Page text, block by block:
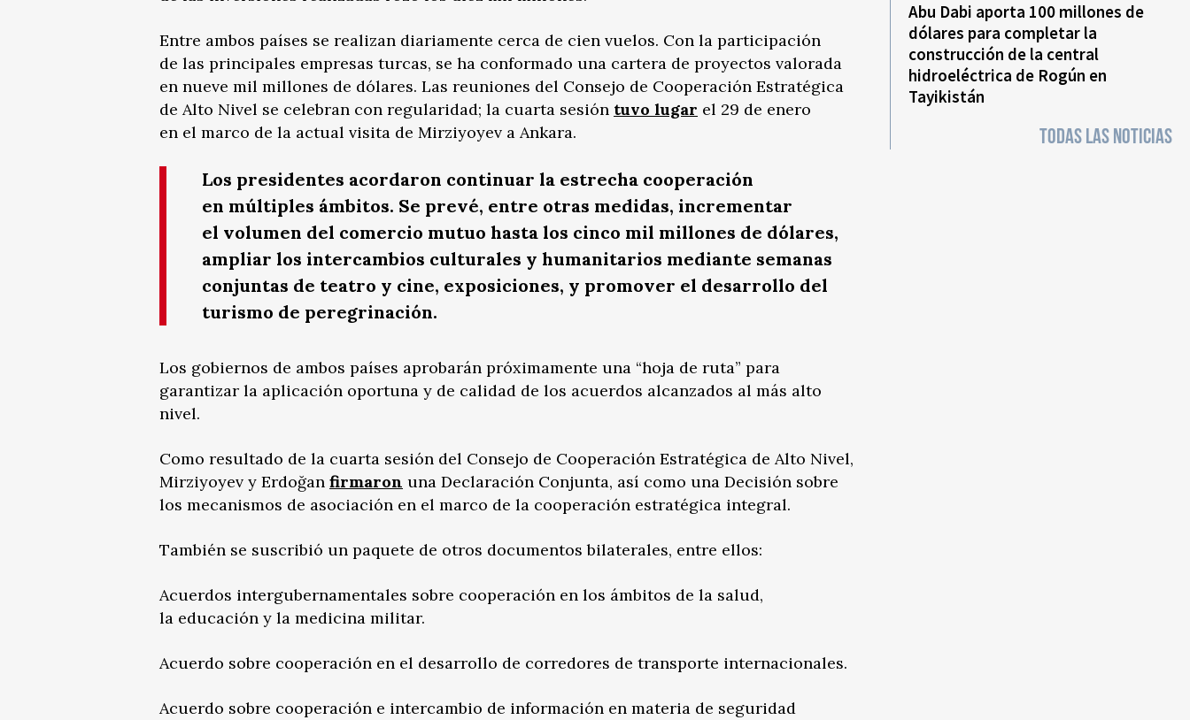
Entre ambos países se realizan diariamente cerca de cien vuelos. Con la participación
de las principales empresas turcas, se ha conformado una cartera de proyectos valorada
en nueve mil millones de dólares. Las reuniones del Consejo de Cooperación Estratégica
de Alto Nivel se celebran con regularidad; la cuarta sesión tuvo lugar el 29 de enero
en el marco de la actual visita de Mirziyoyev a Ankara.
Los presidentes acordaron continuar la estrecha cooperación
en múltiples ámbitos. Se prevé, entre otras medidas, incrementar
el volumen del comercio mutuo hasta los cinco mil millones de dólares,
ampliar los intercambios culturales y humanitarios mediante semanas
conjuntas de teatro y cine, exposiciones, y promover el desarrollo del
turismo de peregrinación.
Los gobiernos de ambos países aprobarán próximamente una “hoja de ruta” para
garantizar la aplicación oportuna y de calidad de los acuerdos alcanzados al más alto
nivel.
Como resultado de la cuarta sesión del Consejo de Cooperación Estratégica de Alto Nivel,
Mirziyoyev y Erdoğan firmaron una Declaración Conjunta, así como una Decisión sobre
los mecanismos de asociación en el marco de la cooperación estratégica integral.
También se suscribió un paquete de otros documentos bilaterales, entre ellos:
Acuerdos intergubernamentales sobre cooperación en los ámbitos de la salud,
la educación y la medicina militar.
Acuerdo sobre cooperación en el desarrollo de corredores de transporte internacionales.
Acuerdo sobre cooperación e intercambio de información en materia de seguridad
Abu Dabi aporta 100 millones de
dólares para completar la
construcción de la central
hidroeléctrica de Rogún en
Tayikistán
TODAS LAS NOTICIAS